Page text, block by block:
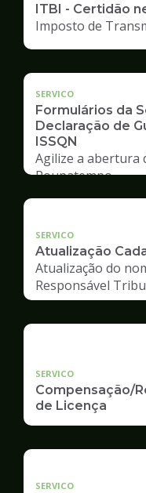
ITBI - Certidão
Imposto de
SERVICO
Formulários da
Declaração de
ISSQN
Agilize a abertura
Poupatempo
SERVICO
Atualização
Atualização do
Responsável
SERVICO
Compensação/
de Licença
SERVICO